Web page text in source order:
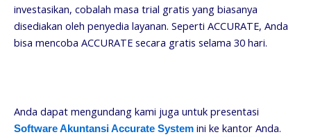
investasikan, cobalah masa trial gratis yang biasanya
disediakan oleh penyedia layanan. Seperti ACCURATE, Anda
bisa mencoba ACCURATE secara gratis selama 30 hari.
Anda dapat mengundang kami juga untuk presentasi
Software Akuntansi Accurate System ini ke kantor Anda.